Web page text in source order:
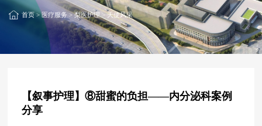
首页>医疗服务>梨医护理 > 天使风采
【叙事护理】⑧甜蜜的负担——内分泌科案例
分享